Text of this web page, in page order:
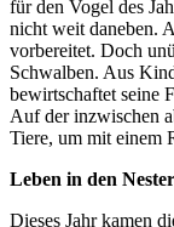
für den Vogel des
nicht weit daneben.
vorbereitet. Doch
Schwalben. Aus
bewirtschaftet seine
Auf der inzwischen
Tiere, um mit einem
Leben in den
Dieses Jahr kamen